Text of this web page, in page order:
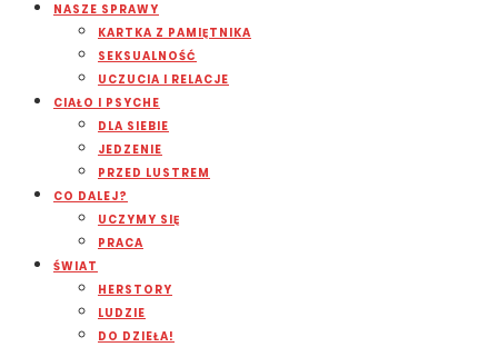
NASZE SPRAWY
KARTKA Z PAMIĘTNIKA
SEKSUALNOŚĆ
UCZUCIA I RELACJE
CIAŁO I PSYCHE
DLA SIEBIE
JEDZENIE
PRZED LUSTREM
CO DALEJ?
UCZYMY SIĘ
PRACA
ŚWIAT
HERSTORY
LUDZIE
DO DZIEŁA!